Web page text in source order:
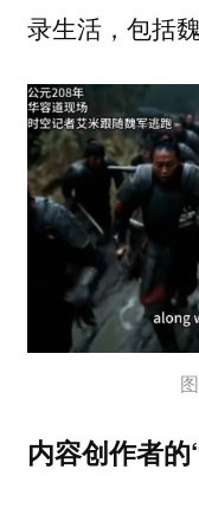
录生活，包括
内容创作者的